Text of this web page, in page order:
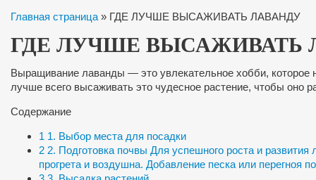
Главная страница » ГДЕ ЛУЧШЕ ВЫСАЖИВАТЬ ЛАВАНДУ
ГДЕ ЛУЧШЕ ВЫСАЖИВАТЬ
Выращивание лаванды — это увлекательное хобби, которое
лучше всего высаживать это чудесное растение, чтобы оно
Содержание
1 1. Выбор места для посадки
2 2. Подготовка почвы Для успешного роста и
прогрета и воздушна. Добавление песка или перегноя